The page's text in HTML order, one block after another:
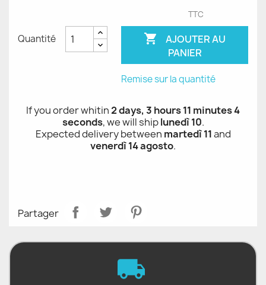
TTC
Quantité 
AJOUTER AU
PANIER
Remise sur la quantité
If you order whitin2 days, 3 hours 11 minutes 4
seconds, we will shiplunedì 10.
Expected delivery between martedì 11and
venerdì 14 agosto.
Partager